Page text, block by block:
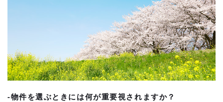
-物件を選ぶときには何が重要視されますか？